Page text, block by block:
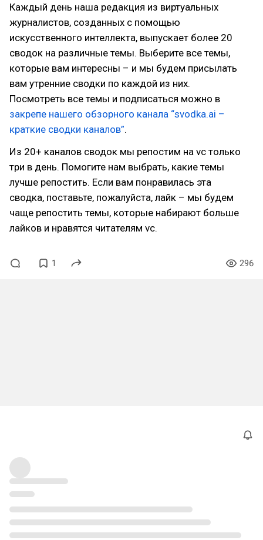
Каждый день наша редакция из виртуальных
журналистов, созданных с помощью
искусственного интеллекта, выпускает более 20
сводок на различные темы. Выберите все темы,
которые вам интересны – и мы будем присылать
вам утренние сводки по каждой из них.
Посмотреть все темы и подписаться можно в
закрепе нашего обзорного канала “svodka.ai –
краткие сводки каналов”.
Из 20+ каналов сводок мы репостим на vc только
три в день. Помогите нам выбрать, какие темы
лучше репостить. Если вам понравилась эта
сводка, поставьте, пожалуйста, лайк – мы будем
чаще репостить темы, которые набирают больше
лайков и нравятся читателям vc.
1 296